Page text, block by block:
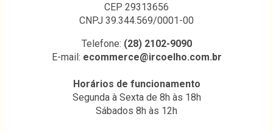
CEP 29313656
CNPJ 39.344.569/0001-00
Telefone: (28) 2102-9090
E-mail: ecommerce@ircoelho.com.br
Horários de funcionamento
Segunda à Sexta de 8h às 18h
Sábados 8h às 12h